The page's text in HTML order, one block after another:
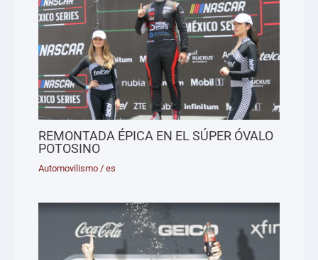
REMONTADA ÉPICA EN EL SÚPER ÓVALO
POTOSINO
Automovilismo /es